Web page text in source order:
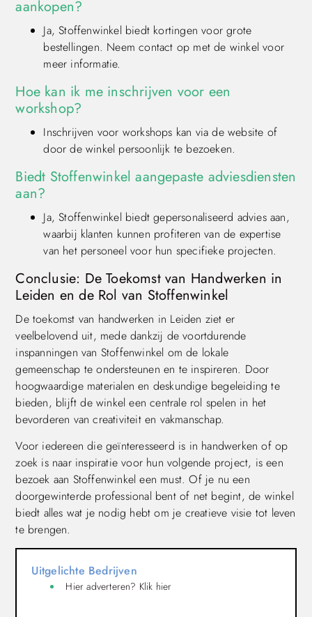
aankopen?
Ja, Stoffenwinkel biedt kortingen voor grote
bestellingen. Neem contact op met de winkel voor
meer informatie.
Hoe kan ik me inschrijven voor een
workshop?
Inschrijven voor workshops kan via de website of
door de winkel persoonlijk te bezoeken.
Biedt Stoffenwinkel aangepaste adviesdiensten
aan?
Ja, Stoffenwinkel biedt gepersonaliseerd advies aan,
waarbij klanten kunnen profiteren van de expertise
van het personeel voor hun specifieke projecten.
Conclusie: De Toekomst van Handwerken in
Leiden en de Rol van Stoffenwinkel
De toekomst van handwerken in Leiden ziet er
veelbelovend uit, mede dankzij de voortdurende
inspanningen van Stoffenwinkel om de lokale
gemeenschap te ondersteunen en te inspireren. Door
hoogwaardige materialen en deskundige begeleiding te
bieden, blijft de winkel een centrale rol spelen in het
bevorderen van creativiteit en vakmanschap.
Voor iedereen die geïnteresseerd is in handwerken of op
zoek is naar inspiratie voor hun volgende project, is een
bezoek aan Stoffenwinkel een must. Of je nu een
doorgewinterde professional bent of net begint, de winkel
biedt alles wat je nodig hebt om je creatieve visie tot leven
te brengen.
Uitgelichte Bedrijven
Hier adverteren? Klik hier